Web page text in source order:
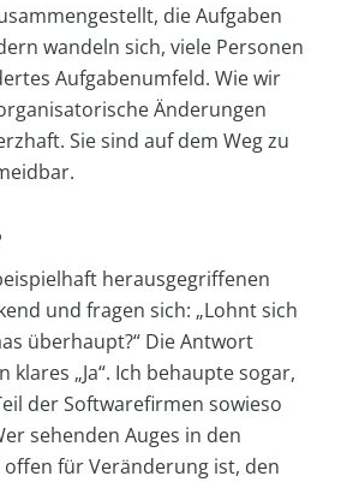
die Aufgaben
wandeln sich, viele Personen
Aufgabenumfeld. Wie wir
Änderungen
Sie sind auf dem Weg zu
herausgegriffenen
und fragen sich: „Lohnt sich
überhaupt?“ Die Antwort
klares „Ja“. Ich behaupte sogar,
der Softwarefirmen sowieso
sehenden Auges in den
für Veränderung ist, den